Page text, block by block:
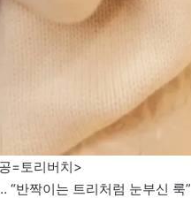
=토리버치>
반짝이는 트리처럼 눈부신 룩”